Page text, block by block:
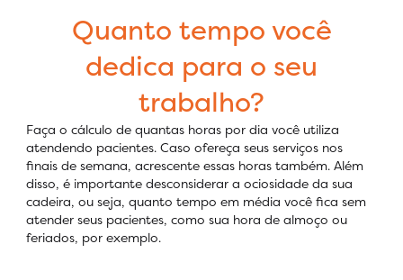
Quanto tempo você
dedica para o seu
trabalho?
Faça o cálculo de quantas horas por dia você utiliza
atendendo pacientes. Caso ofereça seus serviços nos
finais de semana, acrescente essas horas também. Além
disso, é importante desconsiderar a ociosidade da sua
cadeira, ou seja, quanto tempo em média você fica sem
atender seus pacientes, como sua hora de almoço ou
feriados, por exemplo.